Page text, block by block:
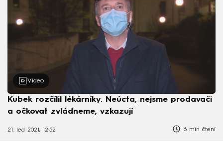
Video
Kubek rozčílil lékárníky. Neúcta, nejsme prodavači
a očkovat zvládneme, vzkazují
21. led 2021, 12:52 6 min čtení